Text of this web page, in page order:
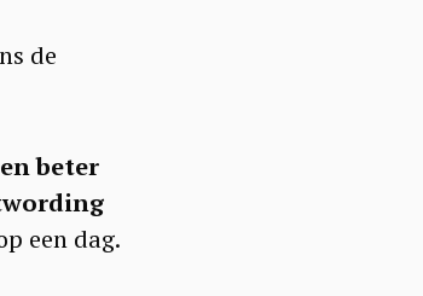
de
beter
een dag.